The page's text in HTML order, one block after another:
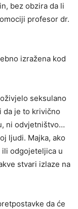
bez obzira da li
profesor dr.
izražena kod
seksulano
da je to krivično
ni odvjetništvo…
ljudi. Majka, ako
ili odgojeteljica u
stvari izlaze na
da će